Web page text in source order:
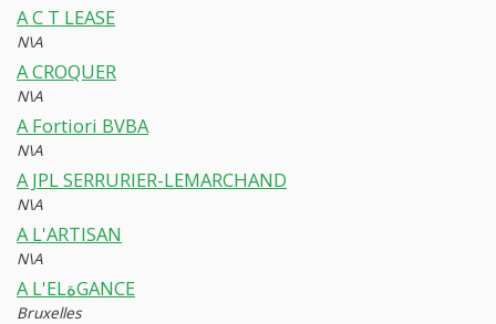
A C T LEASE
N\A
A CROQUER
N\A
A Fortiori BVBA
N\A
A JPL SERRURIER-LEMARCHAND
N\A
A L'ARTISAN
N\A
A L'ELةGANCE
Bruxelles